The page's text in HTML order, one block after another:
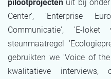
pilootprojecten uit bij
Center', 'Enterprise
Communicatie', 'E-
steunmaatregel
gebruikten we 'Voice of
kwalitatieve interviews,